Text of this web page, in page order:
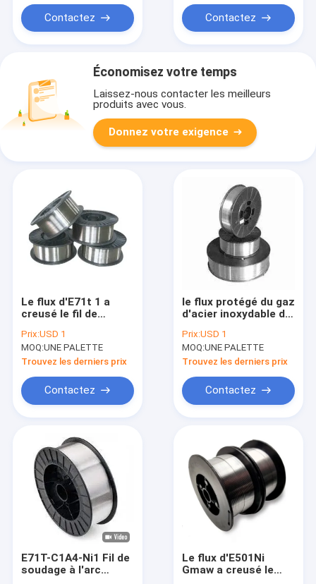
Contactez Contactez
Économisez votre temps
Laissez-nous contacter les meilleurs
produits avec vous.
Donnez votre exigence
Le flux d'E71t 1 a
creusé le fil de
Prix:USD 1
MOQ:UNE PALETTE
Trouvez les derniers prix
Contactez
le flux protégé du gaz
d'acier inoxydable du
fil de soudure 1.2mm
1.4mm 1.6mm 15kg
Prix:USD 1
MOQ:UNE PALETTE
Trouvez les derniers prix
Contactez
E71T-C1A4-Ni1 Fil de
soudage à l'arc
Le flux d'E501Ni
Gmaw a creusé le